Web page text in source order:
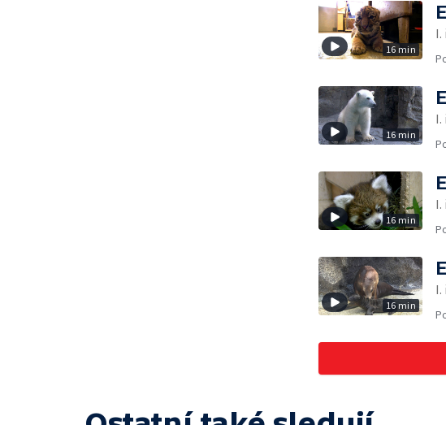
16 min
I.
16 min
I.
16 min
I.
16 min
I.